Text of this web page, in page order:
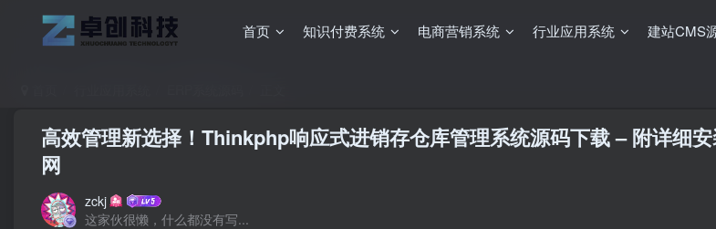
首页 知识付费系统 电商营销系统 行业应用系统 建站CMS
高效管理新选择！Thinkphp响应式进销存仓库管理系统源码下载 – 附详细
网
zckj
这家伙很懒，什么都没有写...